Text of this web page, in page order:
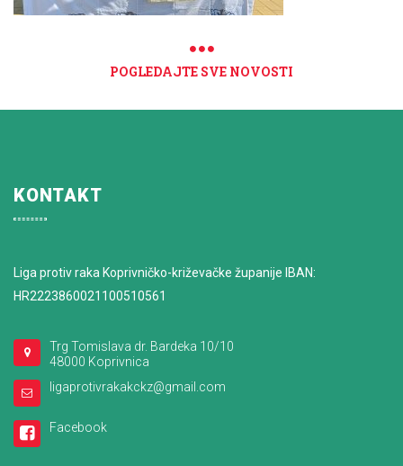
POGLEDAJTE SVE NOVOSTI
KONTAKT
Liga protiv raka Koprivničko-križevačke županije IBAN:
HR2223860021100510561
Trg Tomislava dr. Bardeka 10/10
48000 Koprivnica
ligaprotivrakakckz@gmail.com
Facebook